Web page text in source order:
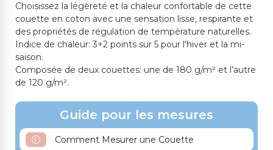
LE
Choisissez la légèreté et la chaleur confortable de cette
couette en coton avec une sensation lisse, respirante et
des propriétés de régulation de température naturelles.
Indice de chaleur: 3+2 points sur 5 pour l'hiver et la mi-
saison.
Composée de deux couettes: une de 180 g/m² et l’autre
de 120 g/m².
Guide pour les mesures
Comment Mesurer une Couette